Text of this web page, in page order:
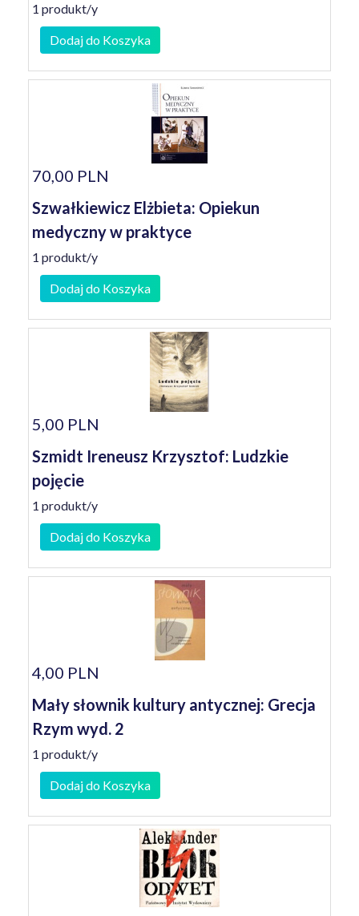
1 produkt/y
Dodaj do Koszyka
70,00 PLN
Szwałkiewicz Elżbieta: Opiekun
medyczny w praktyce
1 produkt/y
Dodaj do Koszyka
5,00 PLN
Szmidt Ireneusz Krzysztof: Ludzkie
pojęcie
1 produkt/y
Dodaj do Koszyka
4,00 PLN
Mały słownik kultury antycznej: Grecja
Rzym wyd. 2
1 produkt/y
Dodaj do Koszyka